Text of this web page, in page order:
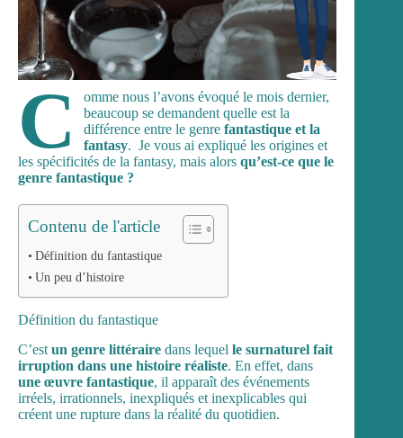
C
omme nous l’avons évoqué le mois dernier,
beaucoup se demandent quelle est la
différence entre le genre fantastique et la
fantasy. Je vous ai expliqué les origines et
les spécificités de la fantasy, mais alors qu’est-ce que le
genre fantastique ?
Contenu de l'article
Définition du fantastique
Un peu d’histoire
Définition du fantastique
C’est un genre littéraire dans lequel le surnaturel fait
irruption dans une histoire réaliste. En effet, dans
une œuvre fantastique, il apparaît des événements
irréels, irrationnels, inexpliqués et inexplicables qui
créent une rupture dans la réalité du quotidien.